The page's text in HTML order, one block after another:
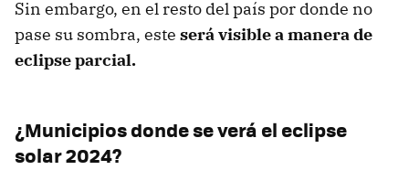
Sin embargo, en el resto del país por donde no
pase su sombra, este será visible a manera de
eclipse parcial.
¿Municipios donde se verá el eclipse
solar 2024?